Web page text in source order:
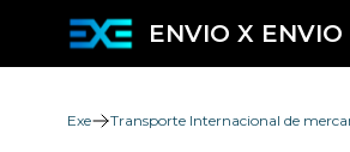
ENVIO X ENVIO
Exe Transporte Internacional de